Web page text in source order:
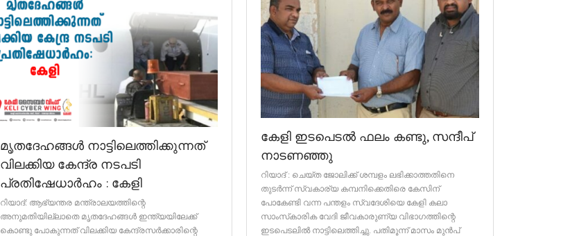
കേളി ഇടപെടൽ ഫലം കണ്ടു, സന്ദീപ്
നാടണഞ്ഞു
റിയാദ് : ചെയ്ത ജോലിക്ക് ശമ്പളം ലഭിക്കാത്തതിനെ
തുടർന്ന് സ്വകാര്യ കമ്പനിക്കെതിരെ കേസിന്
പോകേണ്ടി വന്ന പന്തളം സ്വദേശിയെ കേളി കലാ
സാംസ്‌കാരിക വേദി ജീവകാരുണ്യ വിഭാഗത്തിന്റെ
ഇടപെടലിൽ നാട്ടിലെത്തിച്ചു. പതിമൂന്ന് മാസം മുൻപ്
മൃതദേഹങ്ങൾ നാട്ടിലെത്തിക്കുന്നത്
വിലക്കിയ കേന്ദ്ര നടപടി
പ്രതിഷേധാർഹം : കേളി
റിയാദ്: ആഭ്യന്തര മന്ത്രാലയത്തിന്റെ
അനുമതിയില്ലാതെ മൃതദേഹങ്ങള്‍ ഇന്ത്യയിലേക്ക്
കൊണ്ടു പോകുന്നത് വിലക്കിയ കേന്ദ്രസർക്കാരിന്റെ